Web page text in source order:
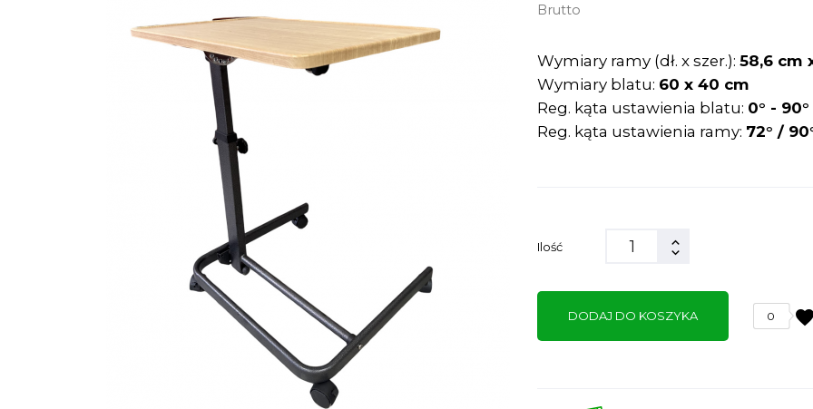
Brutto
Wymiary ramy (dł. x szer.): 58,6 cm
Wymiary blatu: 60 x 40 cm
Reg. kąta ustawienia blatu: 0° - 90°
Reg. kąta ustawienia ramy: 72° /
Ilość
DODAJ DO KOSZYKA 0